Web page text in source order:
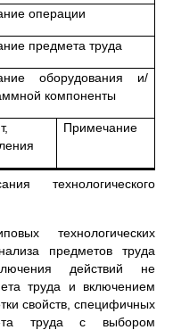
операции
предмета труда
оборудования и/
компоненты
Примечание
технологического
технологических
предметов труда
действий не
труда и включением
свойств, специфичных
труда с выбором